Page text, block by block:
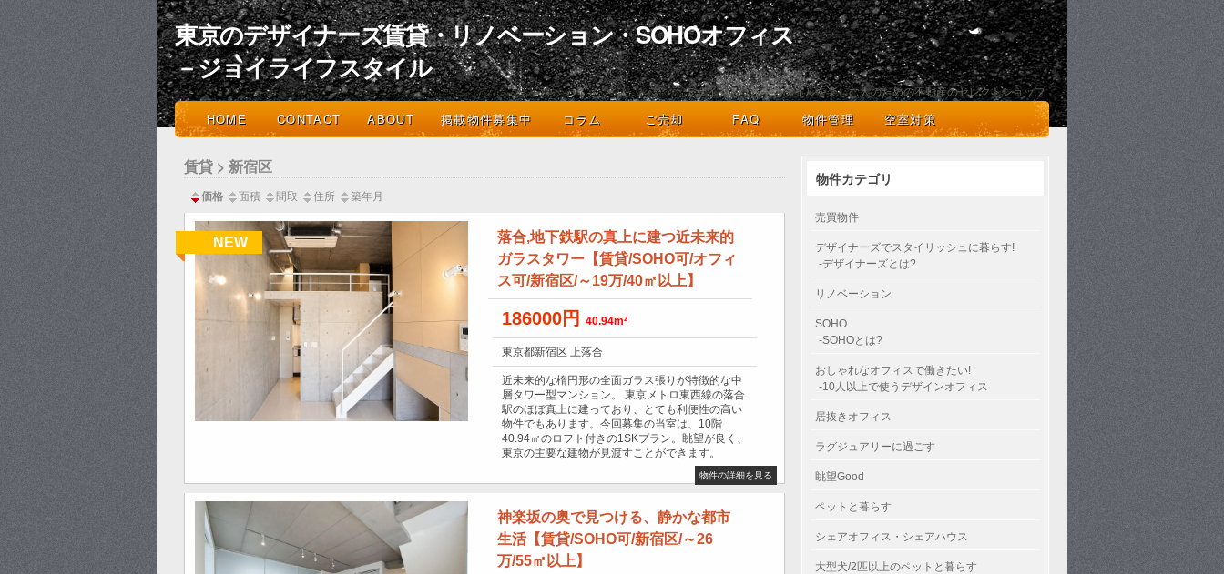
東京のデザイナーズ賃貸・リノベーション・SOHOオフィス
－ジョイライフスタイル
デザインとライフスタイルを楽しむ人のための不動産のセレクトショップ
HOME CONTACT ABOUT 掲載物件募集中 コラム ご売却 FAQ 物件管理 空室対策
賃貸 > 新宿区
価格 面積 間取 住所 築年月
NEW
落合,地下鉄駅の真上に建つ近未来的
ガラスタワー【賃貸/SOHO可/オフィ
ス可/新宿区/～19万/40㎡以上】
186000円 40.94m²
東京都新宿区 上落合
近未来的な楕円形の全面ガラス張りが特徴的な中
層タワー型マンション。 東京メトロ東西線の落合
駅のほぼ真上に建っており、とても利便性の高い
物件でもあります。今回募集の当室は、10階
40.94㎡のロフト付きの1SKプラン。眺望が良く、
東京の主要な建物が見渡すことができます。
物件の詳細を見る
神楽坂の奥で見つける、静かな都市
生活【賃貸/SOHO可/新宿区/～26
万/55㎡以上】
物件カテゴリ
売買物件
デザイナーズでスタイリッシュに暮らす!
-デザイナーズとは?
リノベーション
SOHO
-SOHOとは?
おしゃれなオフィスで働きたい!
-10人以上で使うデザインオフィス
居抜きオフィス
ラグジュアリーに過ごす
眺望Good
ペットと暮らす
シェアオフィス・シェアハウス
大型犬/2匹以上のペットと暮らす